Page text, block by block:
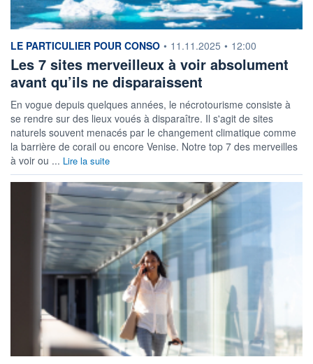
information fournie par
LE PARTICULIER POUR CONSO • 11.11.2025 • 12:00
Les 7 sites merveilleux à voir absolument
avant qu’ils ne disparaissent
En vogue depuis quelques années, le nécrotourisme consiste à
se rendre sur des lieux voués à disparaître. Il s'agit de sites
naturels souvent menacés par le changement climatique comme
la barrière de corail ou encore Venise. Notre top 7 des merveilles
à voir ou ... Lire la suite